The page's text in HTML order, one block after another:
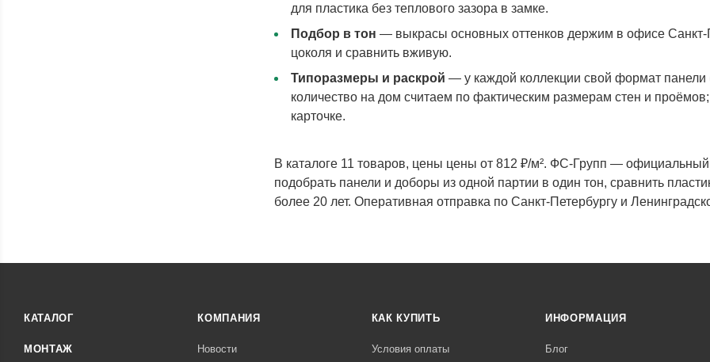
для пластика без теплового зазора в замке.
Подбор в тон — выкрасы основных оттенков держим в офисе Санкт-
цоколя и сравнить вживую.
Типоразмеры и раскрой — у каждой коллекции свой формат
количество на дом считаем по фактическим размерам стен и
карточке.
В каталоге 11 товаров, цены цены от 812 ₽/м². ФС-Групп —
подобрать панели и доборы из одной партии в один тон, сравнить
более 20 лет. Оперативная отправка по Санкт-Петербургу и
КАТАЛОГ
МОНТАЖ
КОМПАНИЯ
Новости
КАК КУПИТЬ
Условия оплаты
ИНФОРМАЦИЯ
Блог